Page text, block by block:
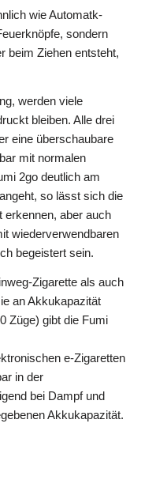
wie Automatk-
sondern
beim Ziehen entsteht,
werden viele
bleiben. Alle drei
eine überschaubare
mit normalen
2go deutlich am
so lässt sich die
erkennen, aber auch
wiederverwendbaren
begeistert sein.
Zigarette als auch
an Akkukapazität
Züge) gibt die Fumi
e-Zigaretten
in der
bei Dampf und
Akkukapazität.